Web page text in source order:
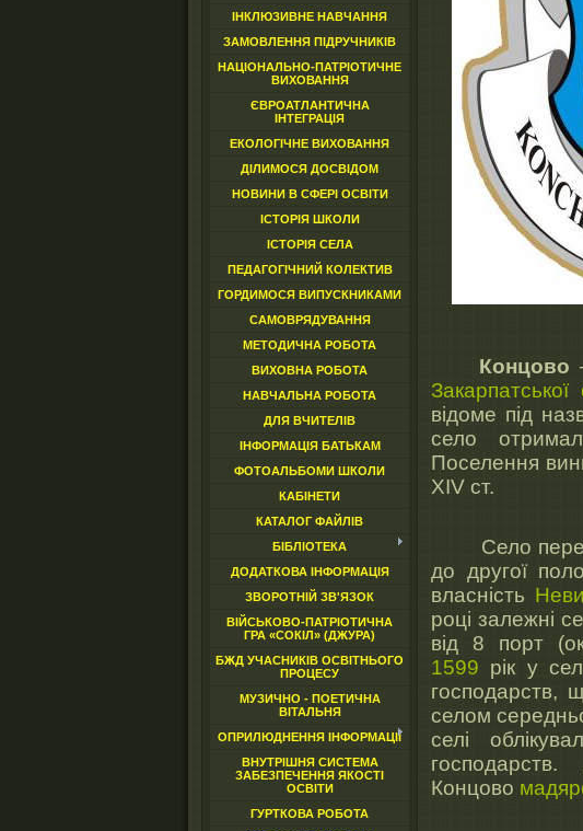
ІНКЛЮЗИВНЕ НАВЧАННЯ
ЗАМОВЛЕННЯ ПІДРУЧНИКІВ
НАЦІОНАЛЬНО-ПАТРІОТИЧНЕ
ВИХОВАННЯ
ЄВРОАТЛАНТИЧНА
ІНТЕГРАЦІЯ
ЕКОЛОГІЧНЕ ВИХОВАННЯ
ДІЛИМОСЯ ДОСВІДОМ
НОВИНИ В СФЕРІ ОСВІТИ
ІСТОРІЯ ШКОЛИ
ІСТОРІЯ СЕЛА
ПЕДАГОГІЧНИЙ КОЛЕКТИВ
ГОРДИМОСЯ ВИПУСКНИКАМИ
САМОВРЯДУВАННЯ
МЕТОДИЧНА РОБОТА
ВИХОВНА РОБОТА
НАВЧАЛЬНА РОБОТА
ДЛЯ ВЧИТЕЛІВ
ІНФОРМАЦІЯ БАТЬКАМ
ФОТОАЛЬБОМИ ШКОЛИ
КАБІНЕТИ
КАТАЛОГ ФАЙЛІВ
БІБЛІОТЕКА
ДОДАТКОВА ІНФОРМАЦІЯ
ЗВОРОТНІЙ ЗВ'ЯЗОК
ВІЙСЬКОВО-ПАТРІОТИЧНА
ГРА «СОКІЛ» (ДЖУРА)
БЖД УЧАСНИКІВ ОСВІТНЬОГО
ПРОЦЕСУ
МУЗИЧНО - ПОЕТИЧНА
ВІТАЛЬНЯ
ОПРИЛЮДНЕННЯ ІНФОРМАЦІЇ
ВНУТРІШНЯ СИСТЕМА
ЗАБЕЗПЕЧЕННЯ ЯКОСТІ
ОСВІТИ
ГУРТКОВА РОБОТА
Концово
Закарпатської
відоме під
село
Поселення
XIV ст.
Село
до другої
власність
році залежні
від 8 порт
1599 рік у
господарств,
селом
селі
Концово